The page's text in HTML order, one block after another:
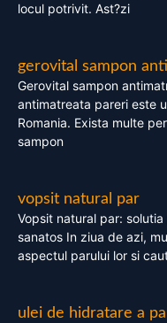
locul potrivit. Ast?zi
gerovital sampon
Gerovital sampon
antimatreata pareri este
Romania. Exista multe
sampon
vopsit natural par
Vopsit natural par:
sanatos In ziua de azi,
aspectul parului lor si
ulei de hidratare a